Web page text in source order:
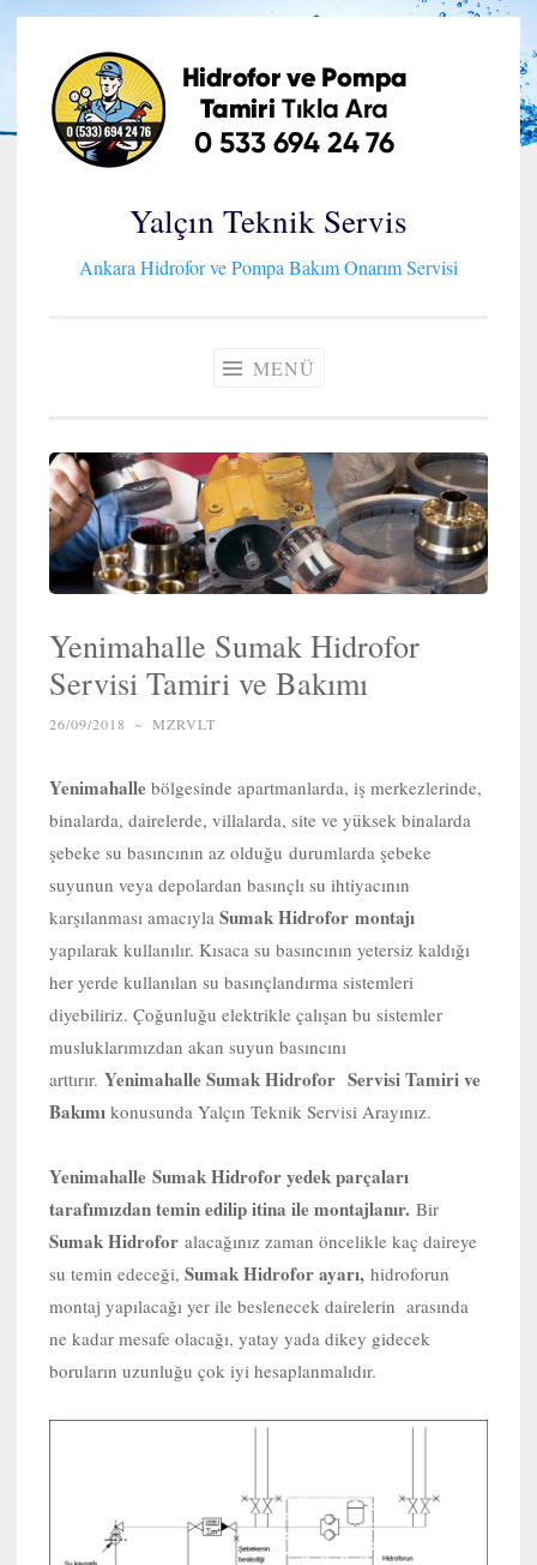
İçeriğe
geç
Yalçın Teknik Servis
Ankara Hidrofor ve Pompa Bakım Onarım Servisi
MENÜ
Yenimahalle Sumak Hidrofor
Servisi Tamiri ve Bakımı
26/09/2018 ~ MZRVLT
Yenimahalle bölgesinde apartmanlarda, iş merkezlerinde,
binalarda, dairelerde, villalarda, site ve yüksek binalarda
şebeke su basıncının az olduğu durumlarda şebeke
suyunun veya depolardan basınçlı su ihtiyacının
karşılanması amacıyla Sumak Hidrofor montajı
yapılarak kullanılır. Kısaca su basıncının yetersiz kaldığı
her yerde kullanılan su basınçlandırma sistemleri
diyebiliriz. Çoğunluğu elektrikle çalışan bu sistemler
musluklarımızdan akan suyun basıncını
arttırır. Yenimahalle Sumak Hidrofor Servisi Tamiri ve
Bakımı konusunda Yalçın Teknik Servisi Arayınız.
Yenimahalle Sumak Hidrofor yedek parçaları
tarafımızdan temin edilip itina ile montajlanır. Bir
Sumak Hidrofor alacağınız zaman öncelikle kaç daireye
su temin edeceği, Sumak Hidrofor ayarı, hidroforun
montaj yapılacağı yer ile beslenecek dairelerin arasında
ne kadar mesafe olacağı, yatay yada dikey gidecek
boruların uzunluğu çok iyi hesaplanmalıdır.